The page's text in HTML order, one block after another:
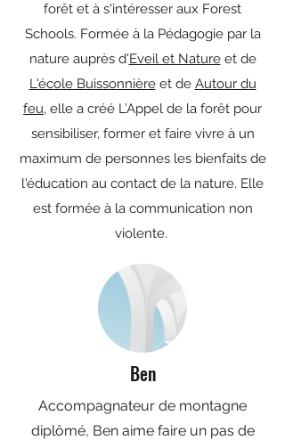
forêt et à s'intéresser aux Forest
Schools. Formée à la Pédagogie par la
nature auprès d'Eveil et Natureet de
L'école Buissonnièreet de Autour du
feu, elle a créé L’Appel de la forêt pour
sensibiliser, former et faire vivre à un
maximum de personnes les bienfaits de
l'éducation au contact de la nature. Elle
est formée à la communication non
violente.
Ben
Accompagnateur de montagne
diplômé, Ben aime faire un pas de